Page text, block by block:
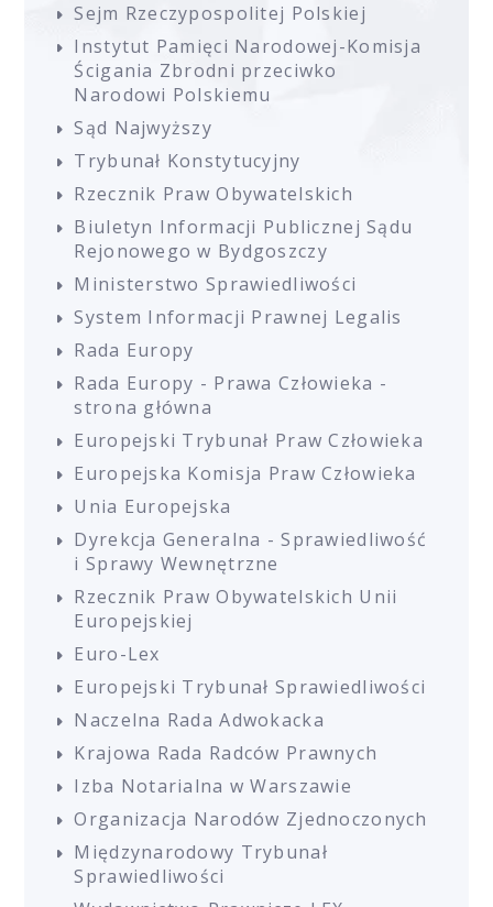
Sejm Rzeczypospolitej Polskiej
Instytut Pamięci Narodowej-Komisja
Ścigania Zbrodni przeciwko
Narodowi Polskiemu
Sąd Najwyższy
Trybunał Konstytucyjny
Rzecznik Praw Obywatelskich
Biuletyn Informacji Publicznej Sądu
Rejonowego w Bydgoszczy
Ministerstwo Sprawiedliwości
System Informacji Prawnej Legalis
Rada Europy
Rada Europy - Prawa Człowieka -
strona główna
Europejski Trybunał Praw Człowieka
Europejska Komisja Praw Człowieka
Unia Europejska
Dyrekcja Generalna - Sprawiedliwość
i Sprawy Wewnętrzne
Rzecznik Praw Obywatelskich Unii
Europejskiej
Euro-Lex
Europejski Trybunał Sprawiedliwości
Naczelna Rada Adwokacka
Krajowa Rada Radców Prawnych
Izba Notarialna w Warszawie
Organizacja Narodów Zjednoczonych
Międzynarodowy Trybunał
Sprawiedliwości